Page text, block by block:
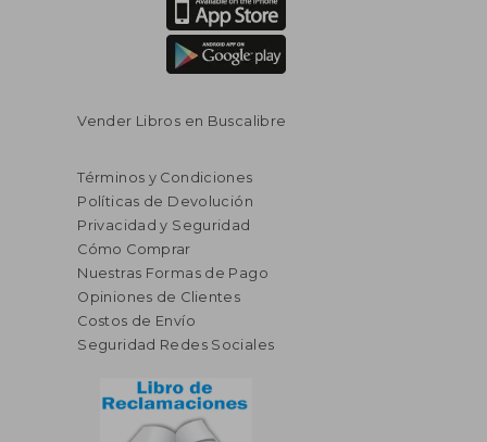
Vender Libros en Buscalibre
Términos y Condiciones
Políticas de Devolución
Privacidad y Seguridad
Cómo Comprar
Nuestras Formas de Pago
Opiniones de Clientes
Costos de Envío
Seguridad Redes Sociales